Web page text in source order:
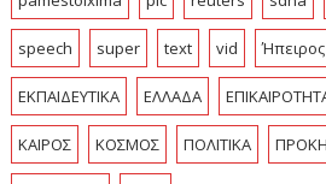
speech super text vid Ήπειρος
ΕΚΠΑΙΔΕΥΤΙΚΑ ΕΛΛΑΔΑ
ΚΑΙΡΟΣ ΚΟΣΜΟΣ ΠΟΛΙΤΙΚΑ